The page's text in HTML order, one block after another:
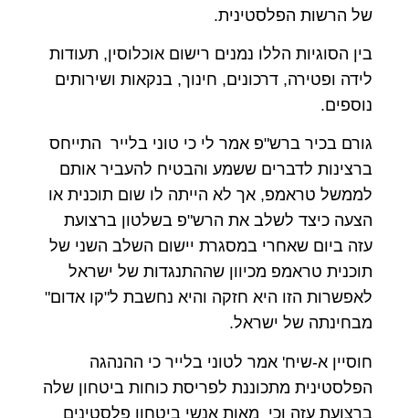
של הרשות הפלסטינית.
בין הסוגיות הללו נמנים רישום אוכלוסין, תעודות
לידה ופטירה, דרכונים, חינוך, בנקאות ושירותים
נוספים.
גורם בכיר ברש"פ אמר לי כי טוני בלייר התייחס
ברצינות לדברים ששמע והבטיח להעביר אותם
לממשל טראמפ, אך לא הייתה לו שום תוכנית או
הצעה כיצד לשלב את הרש"פ בשלטון ברצועת
עזה ביום שאחרי במסגרת יישום השלב השני של
תוכנית טראמפ מכיוון שההתנגדות של ישראל
לאפשרות הזו היא חזקה והיא נחשבת ל"קו אדום"
מבחינתה של ישראל.
חוסיין א-שיח' אמר לטוני בלייר כי ההנהגה
הפלסטינית מתכוננת לפריסת כוחות ביטחון שלה
ברצועת עזה וכי מאות אנשי ביטחון פלסטינים